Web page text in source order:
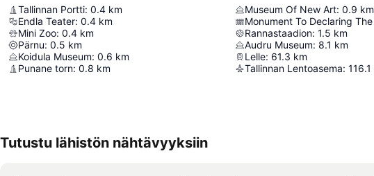
Tallinnan Portti: 0.4 km
Endla Teater: 0.4 km
Mini Zoo: 0.4 km
Pärnu: 0.5 km
Koidula Museum: 0.6 km
Punane torn: 0.8 km
Museum Of New Art: 0.9 km
Rannastaadion: 1.5 km
Audru Museum: 8.1 km
Lelle: 61.3 km
Tallinnan Lentoasema: 116.1
Tutustu lähistön nähtävyyksiin